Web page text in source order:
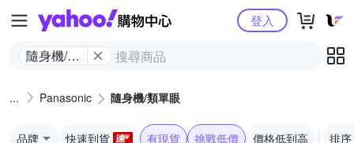
Yahoo購物中心
隨身機/類
登入
Panasonic 隨身機/類單眼
品牌 快速到貨 有現貨 挑戰低價 價格低到高 排序